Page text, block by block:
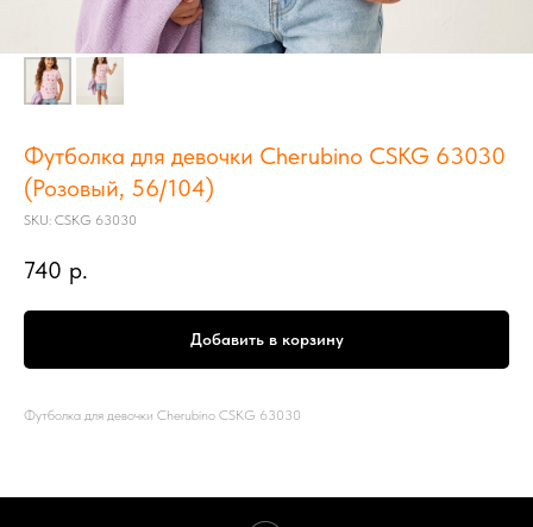
Футболка для девочки Cherubino CSKG 63030
(Розовый, 56/104)
SKU: CSKG 63030
740 р.
Добавить в корзину
Футболка для девочки Cherubino CSKG 63030